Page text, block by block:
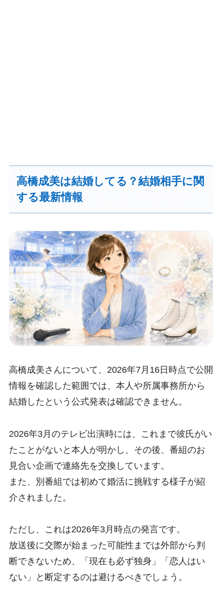
高橋成美は結婚してる？結婚相手に関
する最新情報
高橋成美さんについて、2026年7月16日時点で公開
情報を確認した範囲では、本人や所属事務所から
結婚したという公式発表は確認できません。
2026年3月のテレビ出演時には、これまで彼氏がい
たことがないと本人が明かし、その後、番組のお
見合い企画で連絡先を交換しています。
また、別番組では初めて婚活に挑戦する様子が紹
介されました。
ただし、これは2026年3月時点の発言です。
放送後に交際が始まった可能性までは外部から判
断できないため、「現在も必ず独身」「恋人はい
ない」と断定するのは避けるべきでしょう。